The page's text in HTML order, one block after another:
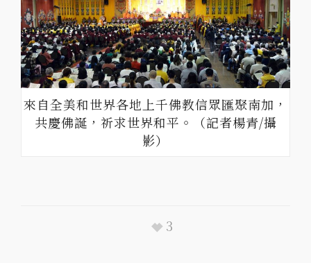
來自全美和世界各地上千佛教信眾匯聚南加，
共慶佛誕，祈求世界和平。（記者楊青/攝
影）
3